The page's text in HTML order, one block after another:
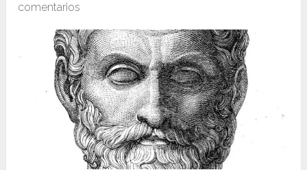
comentarios